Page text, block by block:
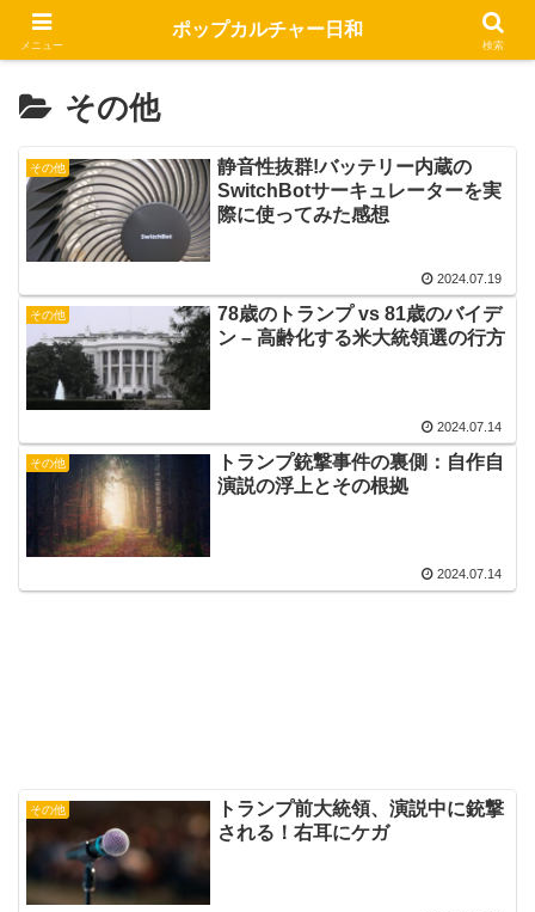
その他
その他
静音性抜群!バッテリー内蔵の
SwitchBotサーキュレーターを実
際に使ってみた感想
2024.07.19
その他
78歳のトランプ vs 81歳のバイデ
ン – 高齢化する米大統領選の行方
2024.07.14
その他
トランプ銃撃事件の裏側：自作自
演説の浮上とその根拠
2024.07.14
その他
トランプ前大統領、演説中に銃撃
される！右耳にケガ
メニュー
ポップカルチャー日和
検索